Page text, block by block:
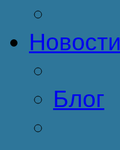
Новости
Блог